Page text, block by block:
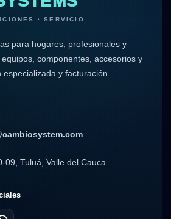
· SERVICIO
para hogares, profesionales y
componentes, accesorios y
especializada y facturación
09, Tuluá, Valle del Cauca